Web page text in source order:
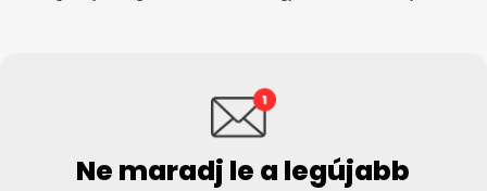
Ne maradj le a legújabb